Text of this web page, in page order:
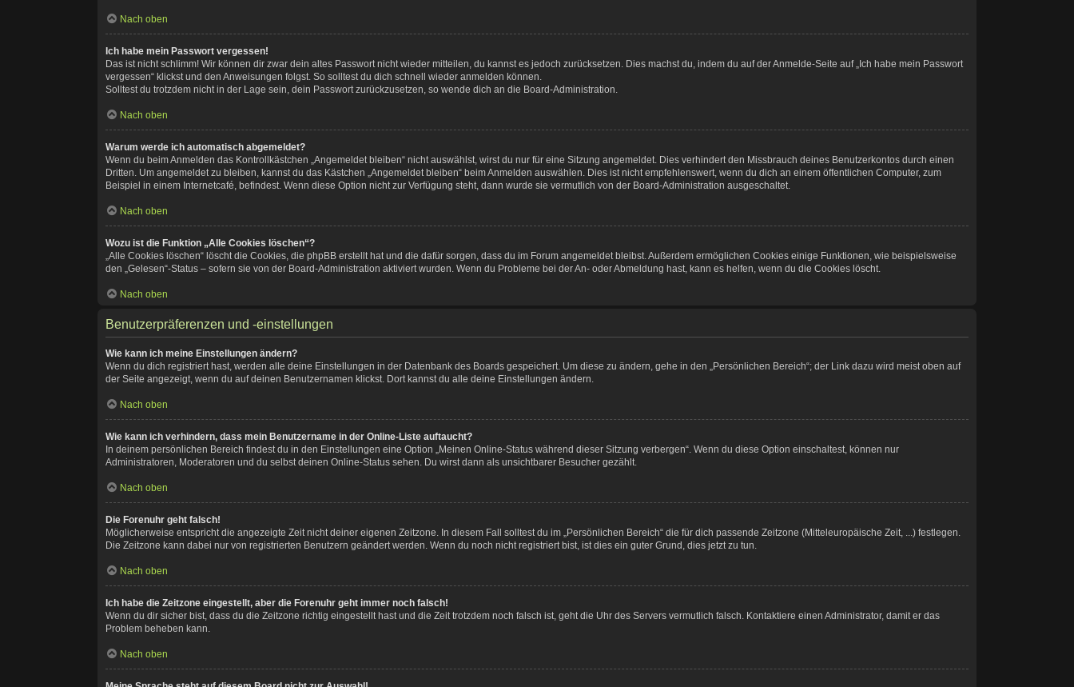
Nach oben
Ich habe mein Passwort vergessen!
Das ist nicht schlimm! Wir können dir zwar dein altes Passwort nicht wieder mitteilen, du kannst es jedoch zurücksetzen. Dies machst du, indem du auf der Anmelde-Seite auf „Ich habe mein Passwort
vergessen“ klickst und den Anweisungen folgst. So solltest du dich schnell wieder anmelden können.
Solltest du trotzdem nicht in der Lage sein, dein Passwort zurückzusetzen, so wende dich an die Board-Administration.
Nach oben
Warum werde ich automatisch abgemeldet?
Wenn du beim Anmelden das Kontrollkästchen „Angemeldet bleiben“ nicht auswählst, wirst du nur für eine Sitzung angemeldet. Dies verhindert den Missbrauch deines Benutzerkontos durch einen
Dritten. Um angemeldet zu bleiben, kannst du das Kästchen „Angemeldet bleiben“ beim Anmelden auswählen. Dies ist nicht empfehlenswert, wenn du dich an einem öffentlichen Computer, zum
Beispiel in einem Internetcafé, befindest. Wenn diese Option nicht zur Verfügung steht, dann wurde sie vermutlich von der Board-Administration ausgeschaltet.
Nach oben
Wozu ist die Funktion „Alle Cookies löschen“?
„Alle Cookies löschen“ löscht die Cookies, die phpBB erstellt hat und die dafür sorgen, dass du im Forum angemeldet bleibst. Außerdem ermöglichen Cookies einige Funktionen, wie beispielsweise
den „Gelesen“-Status – sofern sie von der Board-Administration aktiviert wurden. Wenn du Probleme bei der An- oder Abmeldung hast, kann es helfen, wenn du die Cookies löscht.
Nach oben
Benutzerpräferenzen und -einstellungen
Wie kann ich meine Einstellungen ändern?
Wenn du dich registriert hast, werden alle deine Einstellungen in der Datenbank des Boards gespeichert. Um diese zu ändern, gehe in den „Persönlichen Bereich“; der Link dazu wird meist oben auf
der Seite angezeigt, wenn du auf deinen Benutzernamen klickst. Dort kannst du alle deine Einstellungen ändern.
Nach oben
Wie kann ich verhindern, dass mein Benutzername in der Online-Liste auftaucht?
In deinem persönlichen Bereich findest du in den Einstellungen eine Option „Meinen Online-Status während dieser Sitzung verbergen“. Wenn du diese Option einschaltest, können nur
Administratoren, Moderatoren und du selbst deinen Online-Status sehen. Du wirst dann als unsichtbarer Besucher gezählt.
Nach oben
Die Forenuhr geht falsch!
Möglicherweise entspricht die angezeigte Zeit nicht deiner eigenen Zeitzone. In diesem Fall solltest du im „Persönlichen Bereich“ die für dich passende Zeitzone (Mitteleuropäische Zeit, ...) festlegen.
Die Zeitzone kann dabei nur von registrierten Benutzern geändert werden. Wenn du noch nicht registriert bist, ist dies ein guter Grund, dies jetzt zu tun.
Nach oben
Ich habe die Zeitzone eingestellt, aber die Forenuhr geht immer noch falsch!
Wenn du dir sicher bist, dass du die Zeitzone richtig eingestellt hast und die Zeit trotzdem noch falsch ist, geht die Uhr des Servers vermutlich falsch. Kontaktiere einen Administrator, damit er das
Problem beheben kann.
Nach oben